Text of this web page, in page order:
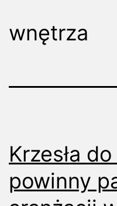
wnętrza
Krzesła
powinny